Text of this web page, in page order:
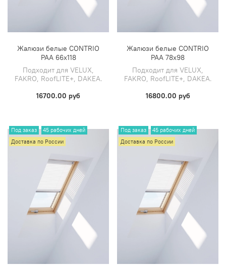
Жалюзи белые CONTRIO
PAA 66х118
Подходит для VELUX,
FAKRO, RoofLITE+, DAKEA.
16700.00 руб
Жалюзи белые CONTRIO
PAA 78х98
Подходит для VELUX,
FAKRO, RoofLITE+, DAKEA.
16800.00 руб
Под заказ
45 рабочих дней
Доставка по России
Под заказ
45 рабочих дней
Доставка по России